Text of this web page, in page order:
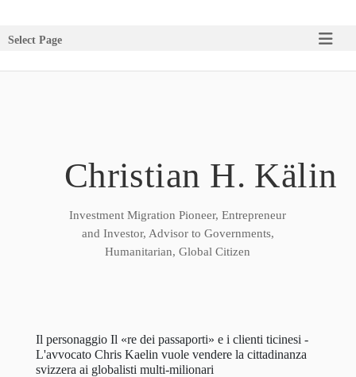
Select Page
Christian H. Kälin
Investment Migration Pioneer, Entrepreneur
and Investor, Advisor to Governments,
Humanitarian, Global Citizen
Il personaggio Il «re dei passaporti» e i clienti ticinesi -
L'avvocato Chris Kaelin vuole vendere la cittadinanza
svizzera ai globalisti multi-milionari